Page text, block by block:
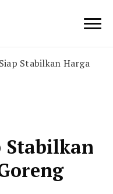
Stabilkan Harga
Stabilkan